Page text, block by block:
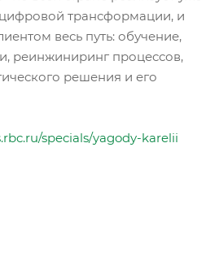
трансформации, и
весь путь: обучение,
реинжиниринг процессов,
решения и его
specials/yagody-karelii